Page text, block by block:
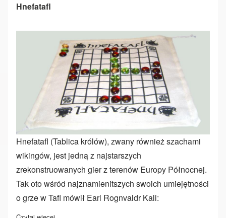
Hnefatafl
Hnefatafl (Tablica królów), zwany również szachami
wikingów, jest jedną z najstarszych
zrekonstruowanych gier z terenów Europy Północnej.
Tak oto wśród najznamienitszych swoich umiejętności
o grze w Tafl mówił Earl Rognvaldr Kali: